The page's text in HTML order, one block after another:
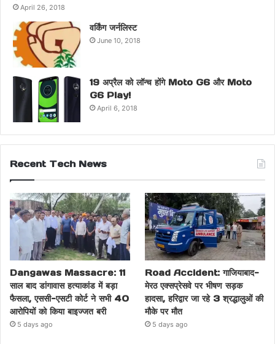
April 26, 2018
वर्किंग जर्नलिस्ट
June 10, 2018
19 अप्रैल को लॉन्च होंगे Moto G6 और Moto
G6 Play!
April 6, 2018
Recent Tech News
Dangawas Massacre: 11
साल बाद डांगावास हत्याकांड में बड़ा
फैसला, एससी-एसटी कोर्ट ने सभी 40
आरोपियों को किया बाइज्जत बरी
5 days ago
Road Accident: गाजियाबाद-
मेरठ एक्सप्रेसवे पर भीषण सड़क
हादसा, हरिद्वार जा रहे 3 श्रद्धालुओं की
मौके पर मौत
5 days ago